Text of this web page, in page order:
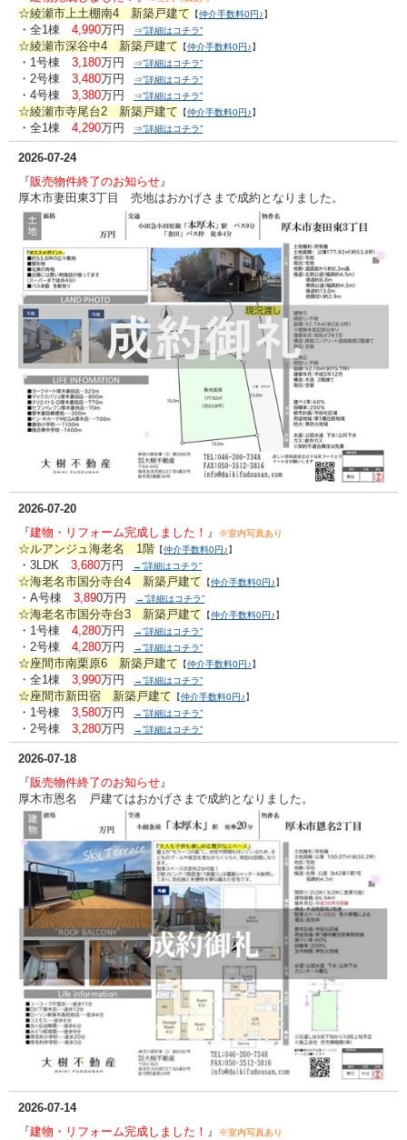
☆綾瀬市上土棚南4 新築戸建て 【仲介手数料0円♪】
・全1棟 4,990万円 ⇒”詳細はコチラ”
☆綾瀬市深谷中4 新築戸建て 【仲介手数料0円♪】
・1号棟 3,180万円 ⇒”詳細はコチラ”
・2号棟 3,480万円 ⇒”詳細はコチラ”
・4号棟 3,380万円 ⇒”詳細はコチラ”
☆綾瀬市寺尾台2 新築戸建て 【仲介手数料0円♪】
・全1棟 4,290万円 ⇒”詳細はコチラ”
2026-07-24
『販売物件終了のお知らせ 』
厚木市妻田東3丁目 売地はおかげさまで成約となりました。
2026-07-20
『建物・リフォーム完成しました！ 』 ※室内写真あり
☆ルアンジュ海老名 1階 【仲介手数料0円♪】
・3LDK 3,680万円 →”詳細はコチラ”
☆海老名市国分寺台4 新築戸建て 【仲介手数料0円♪】
・A号棟 3,890万円 →”詳細はコチラ”
☆海老名市国分寺台3 新築戸建て 【仲介手数料0円♪】
・1号棟 4,280万円 →”詳細はコチラ”
・2号棟 4,280万円 →”詳細はコチラ”
☆座間市南栗原6 新築戸建て 【仲介手数料0円♪】
・全1棟 3,990万円 →”詳細はコチラ”
☆座間市新田宿 新築戸建て 【仲介手数料0円♪】
・1号棟 3,580万円 →”詳細はコチラ”
・2号棟 3,280万円 →”詳細はコチラ”
2026-07-18
『販売物件終了のお知らせ 』
厚木市恩名 戸建てはおかげさまで成約となりました。
2026-07-14
『建物・リフォーム完成しました！ 』 ※室内写真あり